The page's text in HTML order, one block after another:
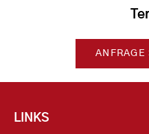
ANFRAGE
LINKS